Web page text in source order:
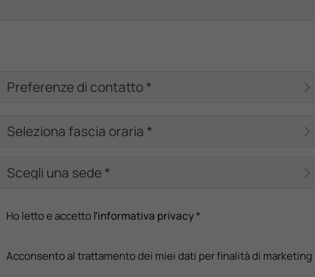
Ho letto e accettol'informativa privacy*
Acconsento al trattamento dei miei dati per finalità di marketing